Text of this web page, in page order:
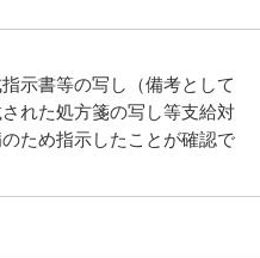
示書等の写し（備考として
れた処方箋の写し等支給対
ため指示したことが確認で